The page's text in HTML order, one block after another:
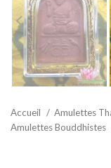
Accueil
Amulettes
Amulettes Bouddhistes